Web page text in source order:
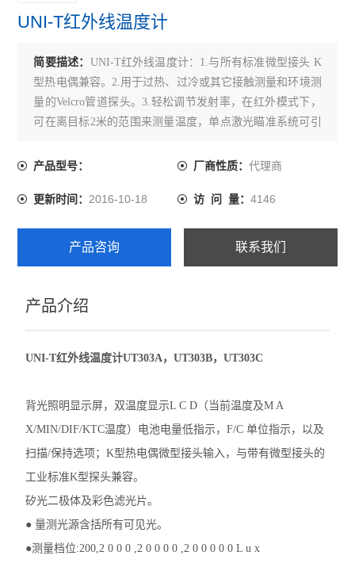
UNI-T红外线温度计
简要描述： UNI-T红外线温度计：1.与所有标准微型接头 K
型热电偶兼容。2.用于过热、过冷或其它接触测量和环境测
量的Velcro管道探头。3.轻松调节发射率，在红外模式下，
可在离目标2米的范围来测量温度，单点激光瞄准系统可引
产品型号： 厂商性质： 代理商
更新时间：2016-10-18 访 问 量： 4146
产品咨询 联系我们
产品介绍
UNI-T红外线温度计UT303A，UT303B，UT303C
背光照明显示屏，双温度显示L C D（当前温度及M A
X/MIN/DIF/KTC温度）电池电量低指示，F/C 单位指示，以及
扫描/保持选项；K型热电偶微型接头输入，与带有微型接头的
工业标准K型探头兼容。
矽光二极体及彩色滤光片。
● 量测光源含括所有可见光。
●测量档位:200,2 0 0 0 ,2 0 0 0 0 ,2 0 0 0 0 0 L u x